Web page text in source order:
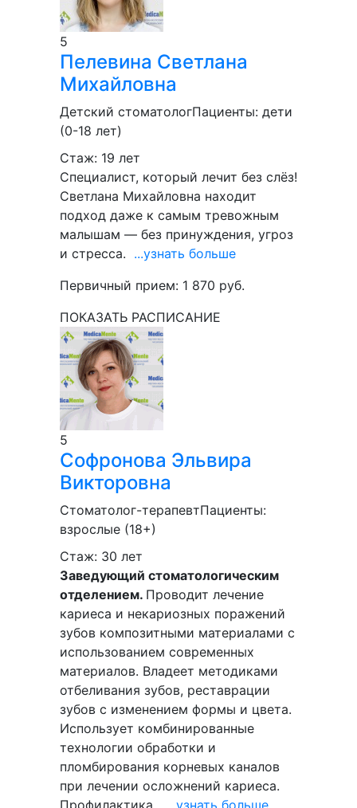
5
Пелевина Светлана
Михайловна
Детский стоматологПациенты: дети
(0-18 лет)
Стаж: 19 лет
Специалист, который лечит без слёз!
Светлана Михайловна находит
подход даже к самым тревожным
малышам — без принуждения, угроз
и стресса. ...узнать больше
Первичный прием: 1 870 руб.
ПОКАЗАТЬ РАСПИСАНИЕ
5
Софронова Эльвира
Викторовна
Стоматолог-терапевтПациенты:
взрослые (18+)
Стаж: 30 лет
Заведующий стоматологическим
отделением. Проводит лечение
кариеса и некариозных поражений
зубов композитными материалами с
использованием современных
материалов. Владеет методиками
отбеливания зубов, реставрации
зубов с изменением формы и цвета.
Использует комбинированные
технологии обработки и
пломбирования корневых каналов
при лечении осложнений кариеса.